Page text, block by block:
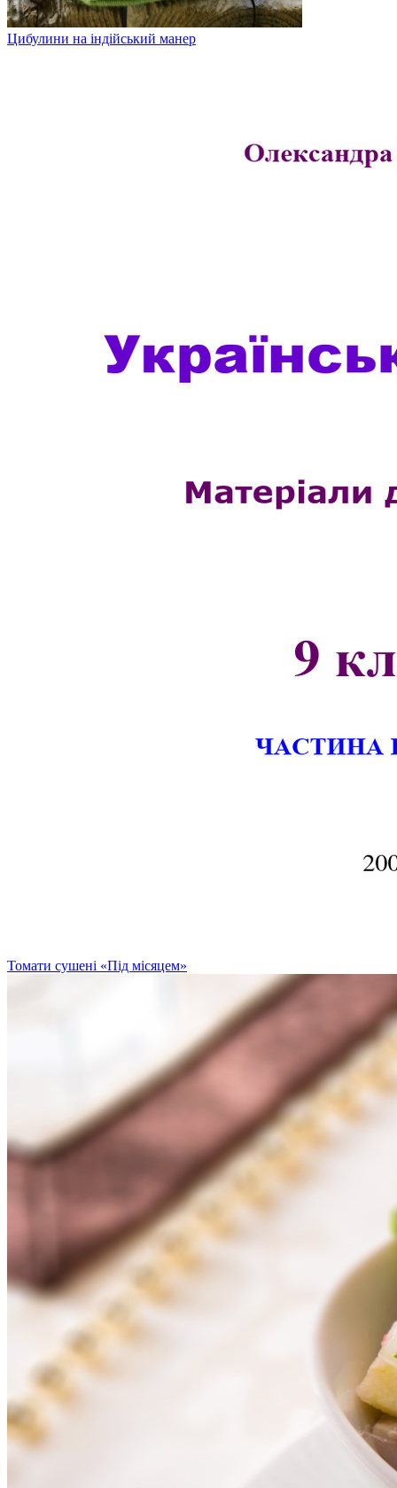
Цибулини на індійський манер
Томати сушені «Під місяцем»